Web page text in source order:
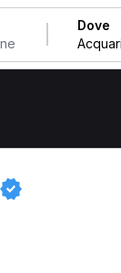
Dove